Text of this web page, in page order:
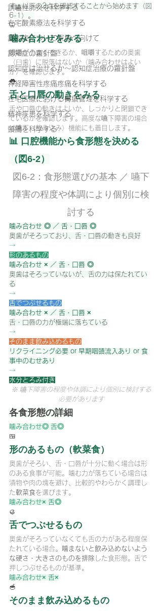
誤嚥性肺炎を科学する
在宅酸素療法を科学する
認知症について家族へ向けて
認知症の羅針盤
認知症は治せるか～認知症治療の羅針盤
神経障害性疼痛疼痛を科学する
在宅医療における褥瘡管理を科学する
精神疾患を科学する
頭痛を科学する
す。以下の2点を確認することから始めます（図
6-1）。
🦷
噛み合わせをみる
咀嚼がうまくできるか、咀嚼するための奥歯
（臼歯）に脱落はないか（噛み合わせはよい
か）を確認します。
👅
舌と口唇の動きをみる
舌や口唇の動きはよいか、しっかりと閉鎖でき
ているかを確認します。高度な嚥下障害の場合
は嚥下（飲み込み）機能にも着目します。
📊 口腔機能から食形態を決める
（図6-2）
図6-2：食形態選びの基本 ／ 嚥下
障害の程度や体調により個別に検
討する
噛み合わせ ◎ ／ 舌・口唇 ◎
奥歯がそろっており、舌・口唇の動きも良好
→
形のあるもの
噛み合わせ × ／ 舌・口唇 ◎
奥歯はそろっていないが、舌の力は保たれてい
る
→
舌でつぶせるもの
噛み合わせ × ／ 舌・口唇 ×
舌・口唇の力が極端に落ちている
→
そのまま飲み込めるもの
リクライニング必要 or 早期咽頭流入あり or 食
事中のむせあり
→
水分とろみ付き
※ 嚥下障害の程度や体調により個別に検討する
必要があります
各食形態の詳細
噛み合わせ◎ 舌◎
🍱
形のあるもの（軟菜食）
奥歯がそろい、舌・口唇が十分に動く場合は形
のある食事が可能。噛む力が落ちている場合は
漬物や肉の塊を避け、比較的やわらかく調理し
た軟菜食を選びます。
噛み合わせ× 舌◎
🥮
舌でつぶせるもの
奥歯がそろっていなくても舌の力がある程度保
たれている場合。 噛まないと飲み込めないよう
な硬さ・大きさのものを排除 した食形態。舌で
押しつぶせるものが基準。
噛み合わせ× 舌×
🥣
そのまま飲み込めるもの